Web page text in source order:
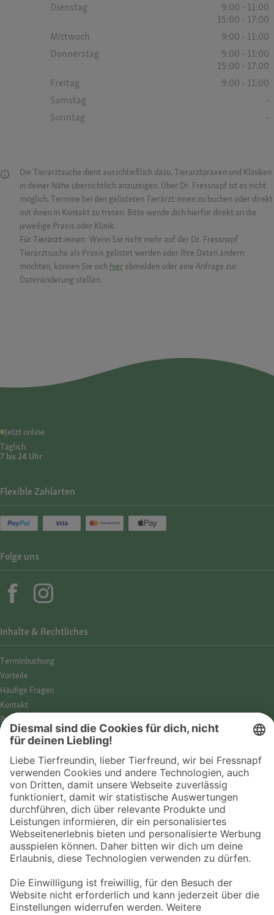
Dienstag
9:00 - 11:00
15:00 - 17:00
Mittwoch
9:00 - 11:00
Donnerstag
9:00 - 11:00
15:00 - 17:00
Freitag
9:00 - 11:00
Samstag
-
Sonntag
-
Die Tierarztsuche dient ausschließlich dazu, Tierarztpraxen und Kliniken
in deiner Nähe übersichtlich anzuzeigen. Über Dr. Fressnapf ist es nicht
möglich, Termine bei den gelisteten Tierärzt:innen zu buchen oder direkt
mit ihnen in Kontakt zu treten. Bitte wende dich hierfür direkt an die
jeweilige Praxis oder Klinik.
Für Tierärzt:innen: Wenn Sie nicht mehr auf der Dr. Fressnapf
Tierarztsuche als Praxis gelistet werden oder Ihre Daten ändern
möchten, können Sie sich hier abmelden oder eine Anfrage zur
Datenänderung stellen.
Jetzt online
Täglich
7 bis 24 Uhr
© 2026 Fressnapf Tiernahrungs GmbH
Inhalte & Rechtliches
Termin­buchung
Vorteile
Häufige Fragen
Kontakt
Barrierefreiheit
Impressum
Datenschutz­hinweise
Cookies
AGB
Entdecke Fressnapf
Tierversicherung
GPS-Tracker
Fressnapf Salon
Online-Shop
Flexible Zahlarten
Folge uns